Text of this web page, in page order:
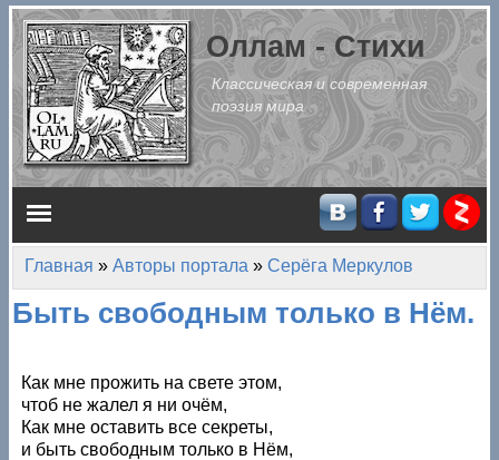
Перейти к основному содержанию
Оллам - Стихи
Классическая и современная
поэзия мира
Главное меню
Вы здесь
Главная » Авторы портала » Серёга Меркулов
Быть свободным только в Нём.
Как мне прожить на свете этом,
чтоб не жалел я ни очём,
Как мне оставить все секреты,
и быть свободным только в Нём,